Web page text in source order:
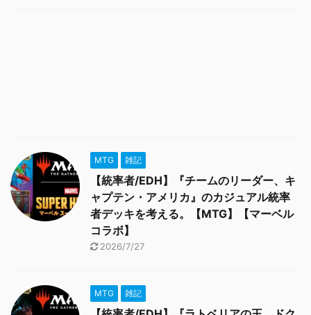
MTG 雑記
【統率者/EDH】『チームのリーダー、キ
ャプテン・アメリカ』のカジュアル統率
者デッキを考える。【MTG】【マーベル
コラボ】
2026/7/27
MTG 雑記